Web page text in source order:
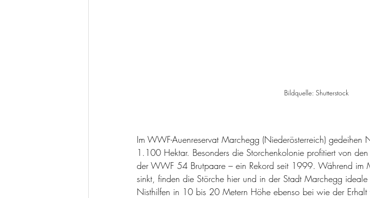
Bildquelle: Shutterstock
Im WWF-Auenreservat Marchegg (Niederösterreich) gedeihen
1.100 Hektar. Besonders die Storchenkolonie profitiert von
der WWF 54 Brutpaare – ein Rekord seit 1999. Während im
sinkt, finden die Störche hier und in der Stadt Marchegg
Nisthilfen in 10 bis 20 Metern Höhe ebenso bei wie der